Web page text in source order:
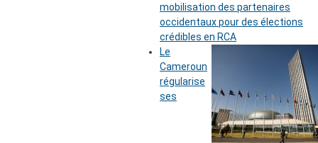
mobilisation des partenaires
occidentaux pour des élections
crédibles en RCA
Le
Cameroun
régularise
ses